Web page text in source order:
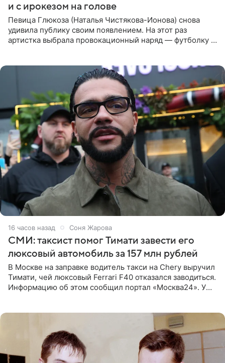
и с ирокезом на голове
Певица Глюкоза (Наталья Чистякова-Ионова) снова
удивила публику своим появлением. На этот раз
артистка выбрала провокационный наряд — футболку с
16 часов назад Соня Жарова
СМИ: таксист помог Тимати завести его
люксовый автомобиль за 157 млн рублей
В Москве на заправке водитель такси на Chery выручил
Тимати, чей люксовый Ferrari F40 отказался заводиться.
Информацию об этом сообщил портал «Москва24». У